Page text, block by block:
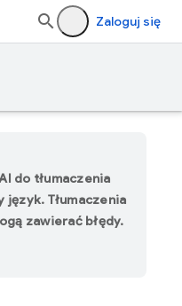
Zaloguj się
do tłumaczenia
Tłumaczenia
zawierać błędy.